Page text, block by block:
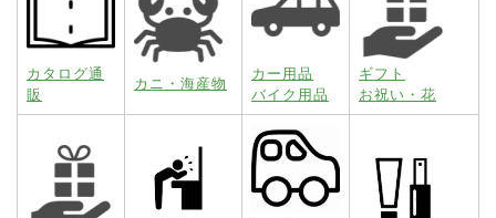
カタログ通
販
カニ・海産物
カー用品
バイク用品
ギフト
お祝い・花